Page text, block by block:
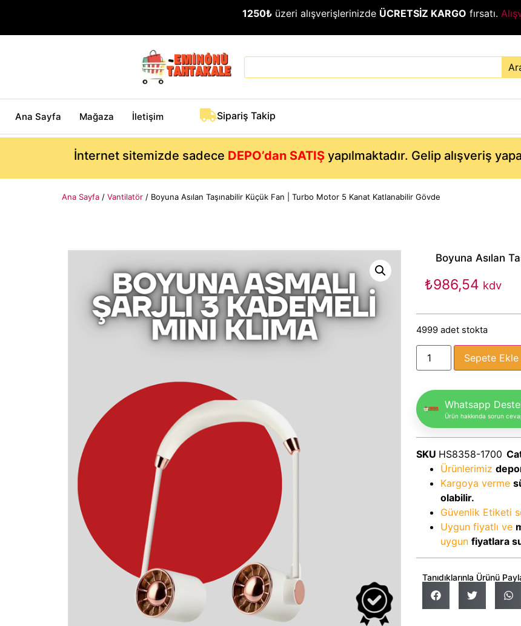
1250₺ üzeri alışverişlerinizde ÜCRETSİZ KARGO fırsatı.
Ana Sayfa Mağaza İletişim Sipariş Takip
İnternet sitemizde sadece DEPO’dan SATIŞyapılmaktadır. Gelip alışveriş
Ana Sayfa / Vantilatör / Boyuna Asılan Taşınabilir Küçük Fan | Turbo Motor 5 Kanat Katlanabilir Gövde
Boyuna Asılan
₺986,54 kdv
4999 adet stokta
Sepete Ekle
Whatsapp
Ürün hakkında sorun
SKU HS8358-1700
Ürünlerimiz
Kargoya verme
olabilir.
Güvenlik Etiketi
Uygun fiyatlı ve
uygun fiyatlara
Tanıdıklarınla Ürünü